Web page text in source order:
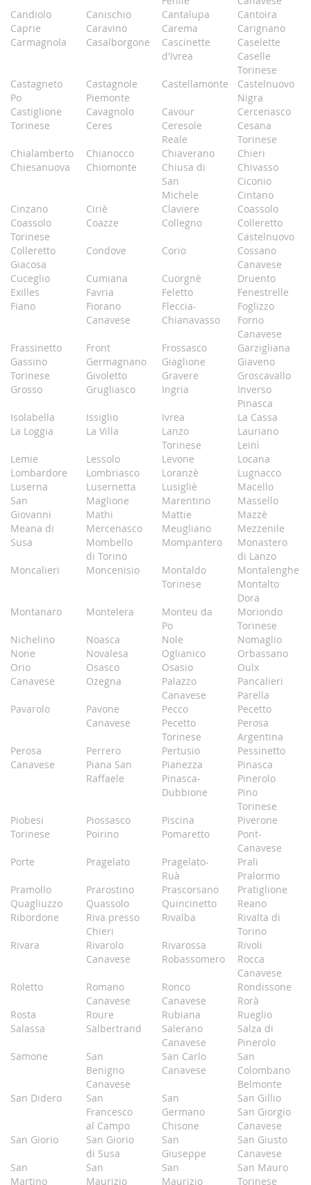
Candiolo
Canischio Cantalupa
Cantoira
Caprie
Caravino Carema
Carignano
Carmagnola
Casalborgone
Cascinette
d'Ivrea
Caselette
Caselle
Torinese
Castagneto
Po
Castagnole
Piemonte
Castellamonte
Castelnuovo
Nigra
Castiglione
Torinese
Cavagnolo Cavour
Cercenasco
Ceres
Ceresole
Reale
Cesana
Torinese
Chialamberto
Chianocco Chiaverano
Chieri
Chiesanuova
Chiomonte
Chiusa di
San
Michele
Chivasso
Ciconio
Cintano
Cinzano
Ciriè Claviere
Coassolo
Coassolo
Torinese
Coazze Collegno
Colleretto
Castelnuovo
Colleretto
Giacosa
Condove Corio
Cossano
Canavese
Cuceglio
Cumiana Cuorgnè
Druento
Exilles
Favria Feletto
Fenestrelle
Fiano
Fiorano
Canavese
Fleccia-
Chianavasso
Foglizzo
Forno
Canavese
Frassinetto
Front Frossasco
Garzigliana
Gassino
Torinese
Germagnano Giaglione
Giaveno
Givoletto
Gravere
Groscavallo
Grosso
Grugliasco Ingria
Inverso
Pinasca
Isolabella
Issiglio Ivrea
La Cassa
La Loggia
La Villa
Lanzo
Torinese
Lauriano
Leinì
Lemie
Lessolo Levone
Locana
Lombardore
Lombriasco Loranzè
Lugnacco
Luserna
San
Giovanni
Lusernetta Lusigliè
Macello
Maglione
Marentino
Massello
Mathi
Mattie
Mazzè
Meana di
Susa
Mercenasco Meugliano
Mezzenile
Mombello
di Torino
Mompantero
Monastero
di Lanzo
Moncalieri
Moncenisio
Montaldo
Torinese
Montalenghe
Montalto
Dora
Montanaro
Montelera
Monteu da
Po
Moriondo
Torinese
Nichelino
Noasca Nole
Nomaglio
None
Novalesa Oglianico
Orbassano
Orio
Canavese
Osasco Osasio
Oulx
Ozegna
Palazzo
Canavese
Pancalieri
Parella
Pavarolo
Pavone
Canavese
Pecco
Pecetto
Pecetto
Torinese
Perosa
Argentina
Perosa
Canavese
Perrero Pertusio
Pessinetto
Piana San
Raffaele
Pianezza
Pinasca
Pinasca-
Dubbione
Pinerolo
Pino
Torinese
Piobesi
Torinese
Piossasco Piscina
Piverone
Poirino
Pomaretto
Pont-
Canavese
Porte
Pragelato
Pragelato-
Ruà
Prali
Pralormo
Pramollo
Prarostino Prascorsano
Pratiglione
Quagliuzzo
Quassolo Quincinetto
Reano
Ribordone
Riva presso
Chieri
Rivalba
Rivalta di
Torino
Rivara
Rivarolo
Canavese
Rivarossa
Rivoli
Robassomero
Rocca
Canavese
Roletto
Romano
Canavese
Ronco
Canavese
Rondissone
Rorà
Rosta
Roure Rubiana
Rueglio
Salassa
Salbertrand
Salerano
Canavese
Salza di
Pinerolo
Samone
San
Benigno
Canavese
San Carlo
Canavese
San
Colombano
Belmonte
San Didero
San
Francesco
al Campo
San
Germano
Chisone
San Gillio
San Giorgio
Canavese
San Giorio
San Giorio
di Susa
San
Giuseppe
San Giusto
Canavese
San
Martino
San
Maurizio
San
Maurizio
San Mauro
Torinese